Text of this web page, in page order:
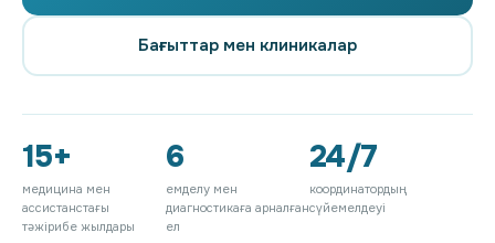
Бағыттар мен клиникалар
15+
медицина мен
ассистанстағы
тәжірибе жылдары
6
емделу мен
диагностикаға арналған
ел
24/7
координатордың
сүйемелдеуі